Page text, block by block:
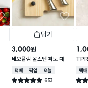
담기
3,000원
네오플램 올스텐 과도 대
택배배송매장픽업오늘배송
별점 4.9점 653
건 작성
TPR
택배
별점